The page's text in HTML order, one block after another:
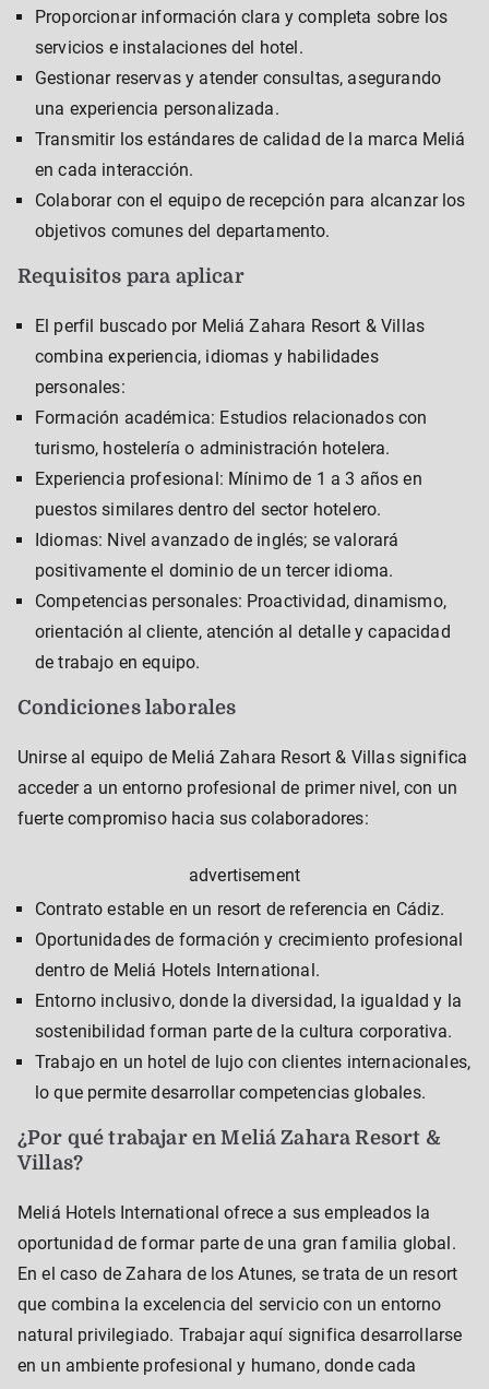
Proporcionar información clara y completa sobre los
servicios e instalaciones del hotel.
Gestionar reservas y atender consultas, asegurando
una experiencia personalizada.
Transmitir los estándares de calidad de la marca Meliá
en cada interacción.
Colaborar con el equipo de recepción para alcanzar los
objetivos comunes del departamento.
Requisitos para aplicar
El perfil buscado por Meliá Zahara Resort & Villas
combina experiencia, idiomas y habilidades
personales:
Formación académica: Estudios relacionados con
turismo, hostelería o administración hotelera.
Experiencia profesional: Mínimo de 1 a 3 años en
puestos similares dentro del sector hotelero.
Idiomas: Nivel avanzado de inglés; se valorará
positivamente el dominio de un tercer idioma.
Competencias personales: Proactividad, dinamismo,
orientación al cliente, atención al detalle y capacidad
de trabajo en equipo.
Condiciones laborales
Unirse al equipo de Meliá Zahara Resort & Villas significa
acceder a un entorno profesional de primer nivel, con un
fuerte compromiso hacia sus colaboradores:
advertisement
Contrato estable en un resort de referencia en Cádiz.
Oportunidades de formación y crecimiento profesional
dentro de Meliá Hotels International.
Entorno inclusivo, donde la diversidad, la igualdad y la
sostenibilidad forman parte de la cultura corporativa.
Trabajo en un hotel de lujo con clientes internacionales,
lo que permite desarrollar competencias globales.
¿Por qué trabajar en Meliá Zahara Resort &
Villas?
Meliá Hotels International ofrece a sus empleados la
oportunidad de formar parte de una gran familia global.
En el caso de Zahara de los Atunes, se trata de un resort
que combina la excelencia del servicio con un entorno
natural privilegiado. Trabajar aquí significa desarrollarse
en un ambiente profesional y humano, donde cada